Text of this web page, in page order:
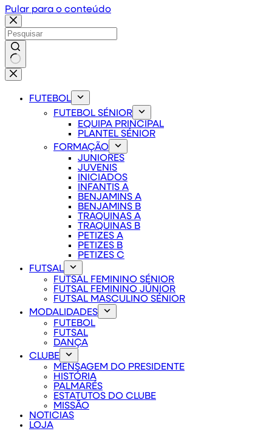
Pular para o conteúdo
Sem
resultados
FUTEBOL
FUTEBOL SÉNIOR
EQUIPA PRINCIPAL
PLANTEL SÉNIOR
FORMAÇÃO
JUNIORES
JUVENIS
INICIADOS
INFANTIS A
BENJAMINS A
BENJAMINS B
TRAQUINAS A
TRAQUINAS B
PETIZES A
PETIZES B
PETIZES C
FUTSAL
FUTSAL FEMININO SÉNIOR
FUTSAL FEMININO JÚNIOR
FUTSAL MASCULINO SÉNIOR
MODALIDADES
FUTEBOL
FUTSAL
DANÇA
CLUBE
MENSAGEM DO PRESIDENTE
HISTÓRIA
PALMARÉS
ESTATUTOS DO CLUBE
MISSÃO
NOTICIAS
LOJA